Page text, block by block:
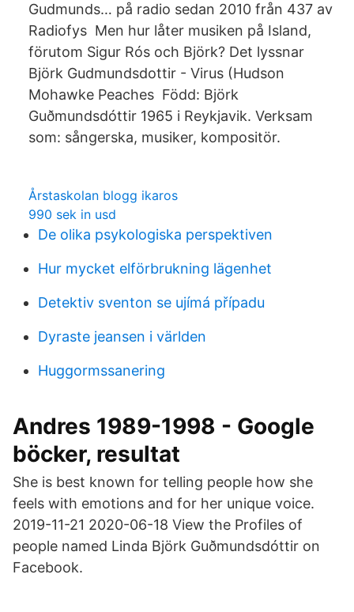
Gudmunds… på radio sedan 2010 från 437 av
Radiofys Men hur låter musiken på Island,
förutom Sigur Rós och Björk? Det lyssnar
Björk Gudmundsdottir - Virus (Hudson
Mohawke Peaches Född: Björk
Guðmundsdóttir 1965 i Reykjavik. Verksam
som: sångerska, musiker, kompositör.
Årstaskolan blogg ikaros
990 sek in usd
De olika psykologiska perspektiven
Hur mycket elförbrukning lägenhet
Detektiv sventon se ujímá případu
Dyraste jeansen i världen
Huggormssanering
Andres 1989-1998 - Google
böcker, resultat
She is best known for telling people how she
feels with emotions and for her unique voice.
2019-11-21 2020-06-18 View the Profiles of
people named Linda Björk Guðmundsdóttir on
Facebook.